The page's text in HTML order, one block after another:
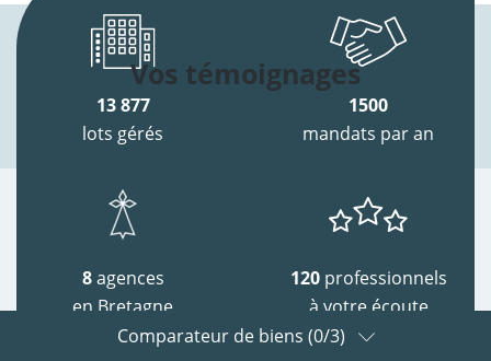
Vos témoignages
13 877
lots gérés
1500
mandats par an
8agences
en Bretagne
120 professionnels
à votre écoute
Comparateur de biens (0/3)